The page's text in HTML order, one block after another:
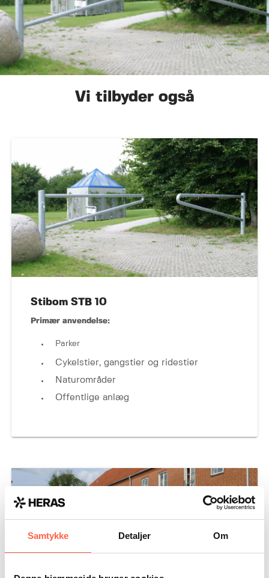
Samtykke Detaljer Om
Vi tilbyder også
Stibom STB 10
Primær anvendelse:
Parker
Cykelstier, gangstier og ridestier
Naturområder
Offentlige anlæg